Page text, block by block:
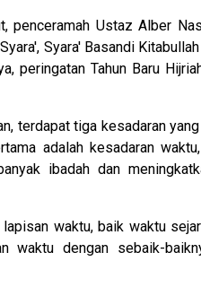
penceramah Ustaz Alber
Syara' Basandi
peringatan Tahun Baru
terdapat tiga kesadaran
adalah kesadaran
ibadah dan
waktu, baik waktu
waktu dengan sebaik-